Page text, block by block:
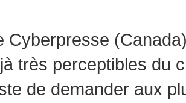
très perceptibles du
de demander aux